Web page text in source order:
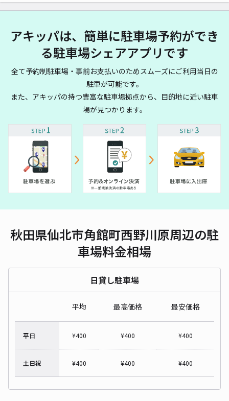
アキッパは、簡単に駐車場予約ができ
る駐車場シェアアプリです
全て予約制駐車場・事前お支払いのためスムーズにご利用当日の
駐車が可能です。
また、アキッパの持つ豊富な駐車場拠点から、目的地に近い駐車
場が見つかります。
秋田県仙北市角館町西野川原周辺の駐
車場料金相場
日貸し駐車場
平均 最高価格 最安価格
平日 ¥400 ¥400 ¥400
土日祝 ¥400 ¥400 ¥400